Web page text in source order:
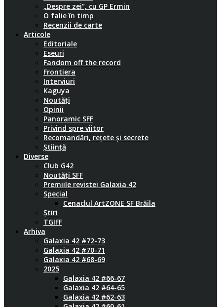
„Despre zei”, cu GP Ermin
O falie în timp
Recenzii de carte
Articole
Editoriale
Eseuri
Fandom off the record
Frontiera
Interviuri
Kaguya
Noutăți
Opinii
Panoramic SFF
Privind spre viitor
Recomandări, rețete și secrete
Știință
Diverse
Club G42
Noutăți SFF
Premiile revistei Galaxia 42
Special
Cenaclul ArtZONE SF Brăila
Știri
TGIFF
Arhiva
Galaxia 42 #72-73
Galaxia 42 #70-71
Galaxia 42 #68-69
2025
Galaxia 42 #66-67
Galaxia 42 #64-65
Galaxia 42 #62-63